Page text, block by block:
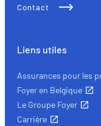
Contact
Liens utiles
Assurances pour les
Foyer en Belgique
Le Groupe Foyer
Carrière